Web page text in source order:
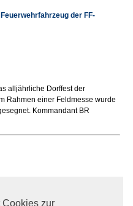
Cookies zur
der FF-
alljährliche Dorffest der
Rahmen einer Feldmesse wurde
Kommandant BR